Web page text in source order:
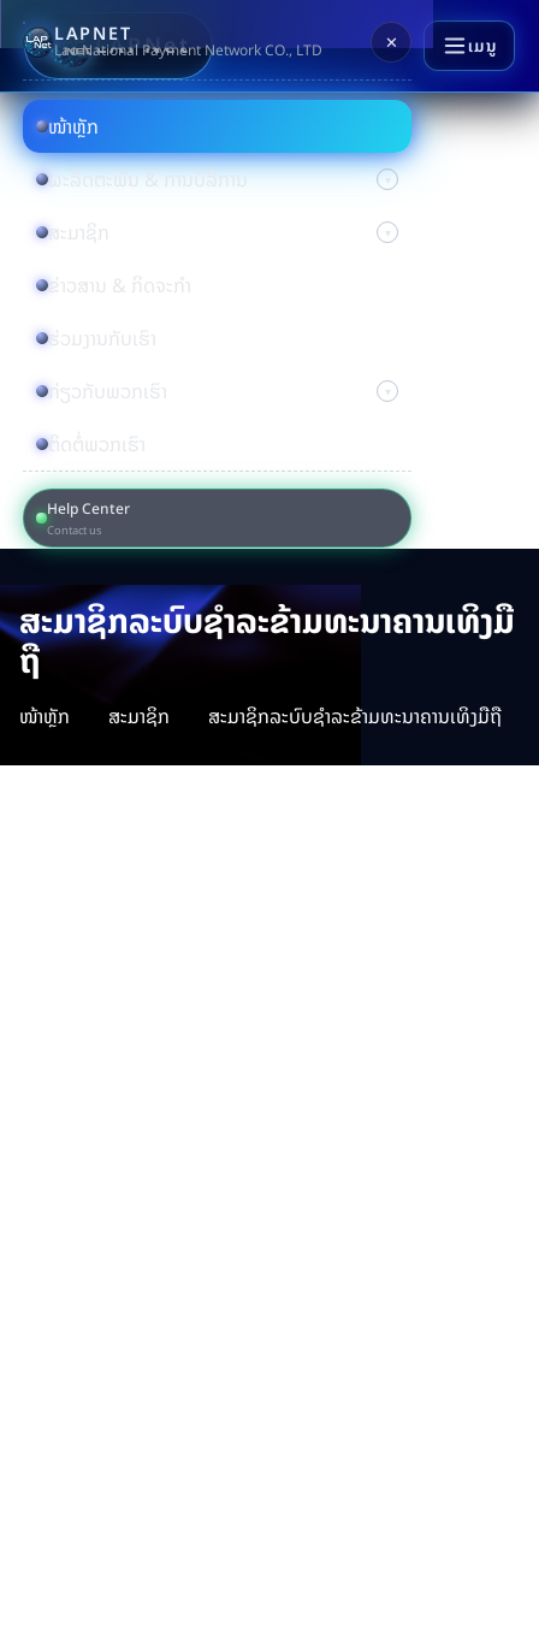
LAPNet ເມນູ
LAPNET
Lao National Payment Network CO., LTD ✕
ໜ້າຫຼັກ
ຜະລິດຕະພັນ & ການບໍລິການ
ສະມາຊິກ
ຂ່າວສານ & ກິດຈະກຳ
ຮ່ວມງານກັບເຮົາ
ກ່ຽວກັບພວກເຮົາ
ຕິດຕໍ່ພວກເຮົາ
Help Center
Contact us
ສະມາຊິກລະບົບຊຳລະຂ້າມທະນາຄານເທິງມື
ຖື
ໜ້າຫຼັກ ສະມາຊິກ ສະມາຊິກລະບົບຊຳລະຂ້າມທະນາຄານເທິງມືຖື